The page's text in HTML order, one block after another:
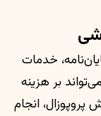
خدمات
بر هزینه
انجام